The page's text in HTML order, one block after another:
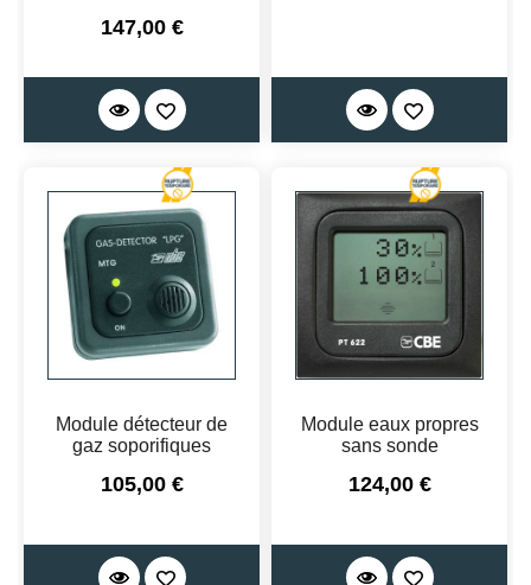
Prix
147,00 €
Module détecteur de
gaz soporifiques
Prix
105,00 €
Module eaux propres
sans sonde
Prix
124,00 €